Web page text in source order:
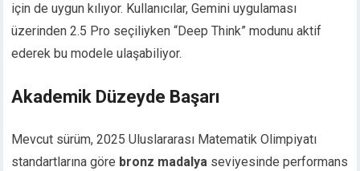
için de uygun kılıyor. Kullanıcılar, Gemini uygulaması
üzerinden 2.5 Pro seçiliyken “Deep Think” modunu aktif
ederek bu modele ulaşabiliyor.
Akademik Düzeyde Başarı
Mevcut sürüm, 2025 Uluslararası Matematik Olimpiyatı
standartlarına göre bronz madalya seviyesinde performans